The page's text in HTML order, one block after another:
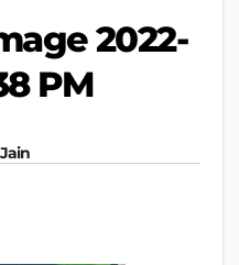
2022-
PM